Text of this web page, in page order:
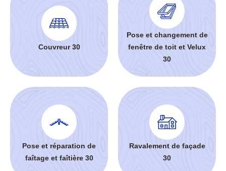
Couvreur 30
Pose et changement de
fenêtre de toit et Velux
30
Pose et réparation de
faîtage et faîtière 30
Ravalement de façade
30